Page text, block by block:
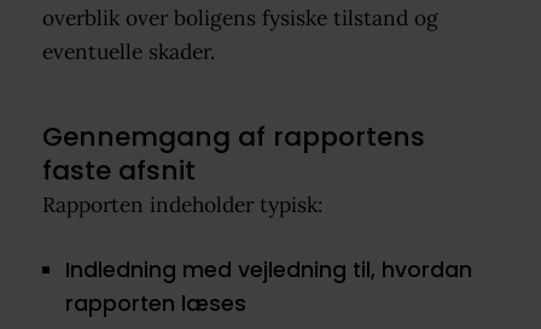
overblik over boligens fysiske tilstand og
eventuelle skader.
Gennemgang af rapportens
faste afsnit
Rapporten indeholder typisk:
Indledning med vejledning til, hvordan
rapporten læses